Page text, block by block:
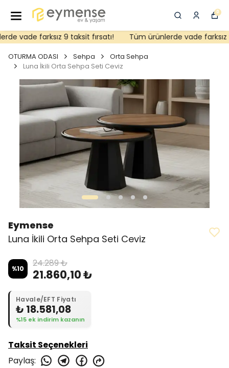
0
vade farksız 9 taksit fırsatı! Tüm ürünlerde vade farksız
OTURMA ODASI Sehpa
Orta Sehpa
Luna İkili Orta Sehpa Seti Ceviz
Eymense
Luna İkili Orta Sehpa Seti Ceviz
%10 24.289 ₺
21.860,10 ₺
Havale/EFT Fiyatı
₺ 18.581,08
%15 ek indirim kazanın
Taksit Seçenekleri
Paylaş: